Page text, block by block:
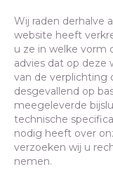
Wij raden derhalve
website heeft
u ze in welke vorm
advies dat op
van de verplichting
desgevallend op
meegeleverde
technische
nodig heeft over
verzoeken wij u
nemen.